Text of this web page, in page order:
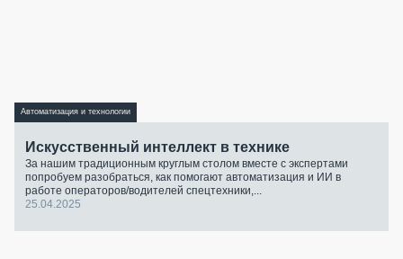
Автоматизация и технологии
Искусственный интеллект в технике
За нашим традиционным круглым столом вместе с экспертами
попробуем разобраться, как помогают автоматизация и ИИ в
работе операторов/водителей спецтехники,...
25.04.2025